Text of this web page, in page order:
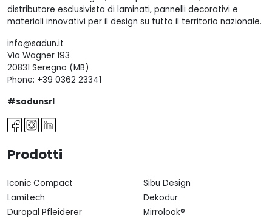
distributore esclusivista di laminati, pannelli decorativi e
materiali innovativi per il design su tutto il territorio nazionale.
info@sadun.it
Via Wagner 193
20831 Seregno (MB)
Phone: +39 0362 23341
#sadunsrl
Prodotti
Iconic Compact
Sibu Design
Lamitech
Dekodur
Duropal Pfleiderer
Mirrolook®